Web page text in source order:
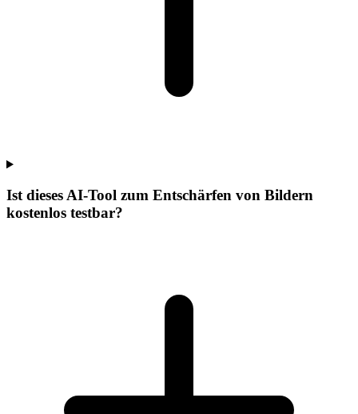
Ist dieses AI-Tool zum Entschärfen von Bildern
kostenlos testbar?